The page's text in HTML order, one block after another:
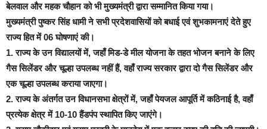
बेलवाल और महक चौहान को भी मुख्यमंत्री द्वारा सम्मानित किया गया।
मुख्यमंत्री पुष्कर सिंह धामी ने सभी प्रदेशवासियों को बधाई एवं शुभकामनाएं देते हुए
राज्य हित में 06 घोषणाएं की।
1. राज्य के उन विद्यालयों में, जहाँ मिड-डे मील योजना के तहत भोजन बनाने के लिए
गैस सिलेंडर और चूल्हा उपलब्ध नहीं हैं, वहाँ राज्य सरकार द्वारा दो गैस सिलेंडर और
एक चूल्हा उपलब्ध कराया जाएगा।
2. राज्य के अंतर्गत उन विधानसभा क्षेत्रों में, जहाँ पेयजल आपूर्ति में कठिनाई है, वहाँ
प्रत्येक क्षेत्र में 10-10 हैंडपंप स्थापित किए जाएंगे।